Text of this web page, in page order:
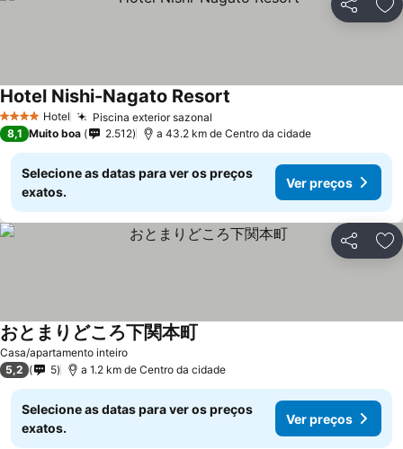
Partilhar
4 EstrelasHotel Piscina exterior sazonal
Hotel Nishi-Nagato Resort
8,1 Muito boa 2.512 a 43.2 km de Centro da cidade
Selecione as datas para ver os preços
exatos.
Ver preços
Partilhar
Casa/apartamento inteiro
おとまりどころ下関本町
5,2 5 a 1.2 km de Centro da cidade
Selecione as datas para ver os preços
exatos.
Ver preços